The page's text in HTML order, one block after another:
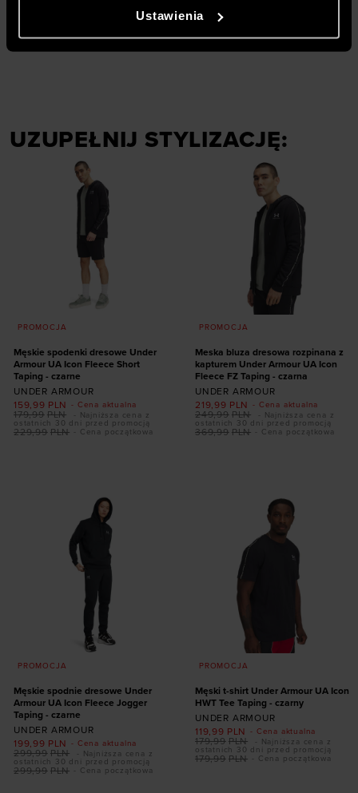
Ciebie z ich usług. Za Twoją zgodą możemy również
przekazywać do naszych partnerów Twoje dane
oferowanych przez naszych partnerów (np. sieci
społecznościowych). Szczegółowe informacje
znajdziesz w naszej
Polityce prywatności oraz sekcji
„Szczegóły”
Ustawienia
BEZPIECZEŃSTWO PRODUKTU
UZUPEŁNIJ STYLIZACJĘ:
PROMOCJA
XL
Męskie spodenki dresowe Under
Armour UA Icon Fleece Short
Taping - czarne
UNDER ARMOUR
- Cena aktualna
159,99 PLN
- Cena początkowa
229,99 PLN
179,99 PLN
- Najniższa cena z
ostatnich 30 dni przed promocją
PROMOCJA
XL
Meska bluza dresowa rozpinana z
kapturem Under Armour UA Icon
Fleece FZ Taping - czarna
UNDER ARMOUR
- Cena aktualna
219,99 PLN
- Cena początkowa
369,99 PLN
249,99 PLN
- Najniższa cena z
ostatnich 30 dni przed promocją
PROMOCJA
Męskie spodnie dresowe Under
Armour UA Icon Fleece Jogger
Taping - czarne
UNDER ARMOUR
- Cena aktualna
199,99 PLN
- Cena początkowa
299,99 PLN
299,99 PLN
- Najniższa cena z
ostatnich 30 dni przed promocją
PROMOCJA
Męski t-shirt Under Armour UA Icon
HWT Tee Taping - czarny
UNDER ARMOUR
- Cena aktualna
119,99 PLN
- Cena początkowa
179,99 PLN
179,99 PLN
- Najniższa cena z
ostatnich 30 dni przed promocją